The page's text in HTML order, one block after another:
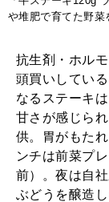
や堆肥で育てた野菜
抗生剤・ホル
頭買いしてい
なるステーキ
甘さが感じら
供。胃がもた
ンチは前菜プ
前）。夜は自
ぶどうを醸造